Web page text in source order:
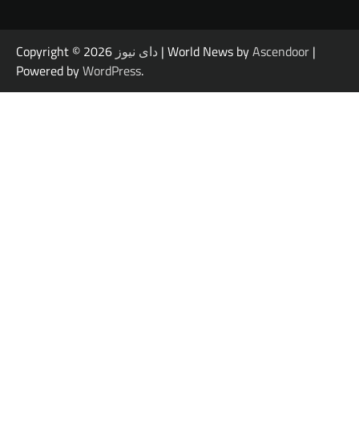
Copyright © 2026 دای نیوز | World News byAscendoor |
Powered byWordPress.